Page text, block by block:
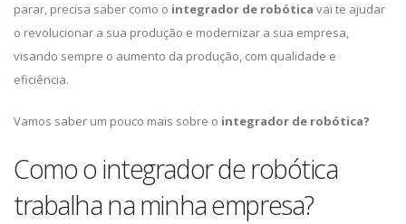
parar, precisa saber como o integrador de robótica vai te ajudar
o revolucionar a sua produção e modernizar a sua empresa,
visando sempre o aumento da produção, com qualidade e
eficiência.
Vamos saber um pouco mais sobre o integrador de robótica?
Como o integrador de robótica
trabalha na minha empresa?